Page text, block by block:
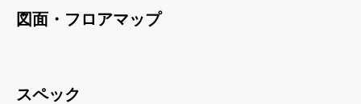
図面・フロアマップ
スペック